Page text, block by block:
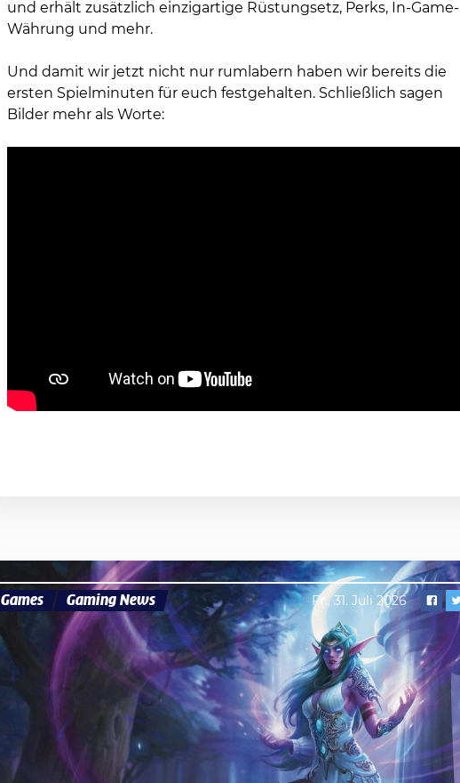
und erhält zusätzlich einzigartige Rüstungsetz, Perks, In-Game-
Währung und mehr.
Und damit wir jetzt nicht nur rumlabern haben wir bereits die
ersten Spielminuten für euch festgehalten. Schließlich sagen
Bilder mehr als Worte:
Games Gaming News Fr., 31. Juli 2026